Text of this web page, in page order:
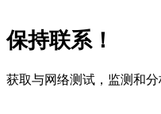
保持联系！
获取与网络测试，监测和分